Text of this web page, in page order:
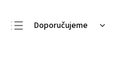
Doporučujeme